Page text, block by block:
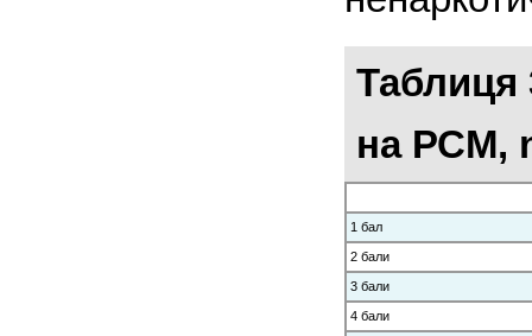
Таблиця
на РСМ,
1 бал
2 бали
3 бали
4 бали